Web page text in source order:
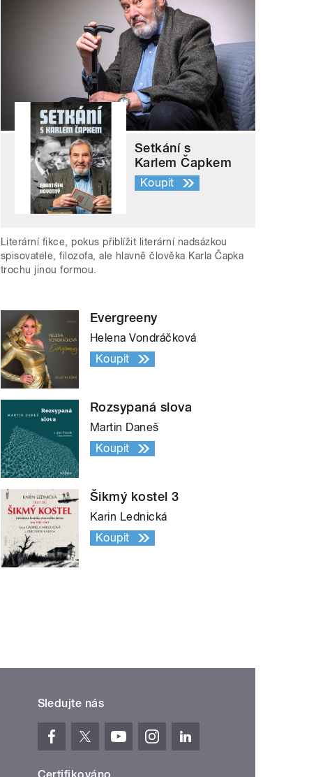
Setkání s
Karlem Čapkem
Koupit
Literární fikce, pokus přiblížit literární nadsázkou
spisovatele, filozofa, ale hlavně člověka Karla Čapka
trochu jinou formou.
Evergreeny
Helena Vondráčková
Koupit
Rozsypaná slova
Martin Daneš
Koupit
Šikmý kostel 3
Karin Lednická
Koupit
Sledujte nás